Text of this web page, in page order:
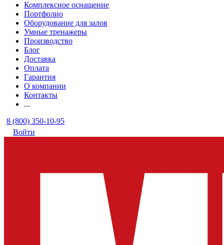
Комплексное оснащение
Портфолио
Оборудование для залов
Умные тренажеры
Производство
Блог
Доставка
Оплата
Гарантия
О компании
Контакты
...
8 (800) 350-10-95
Войти